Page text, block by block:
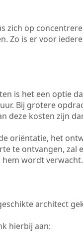
zich op
Zo is er voor
is het een optie
Bij grotere
deze kosten zijn
oriëntatie, het
te ontvangen, zal
wordt verwacht.
architect
hierbij aan: